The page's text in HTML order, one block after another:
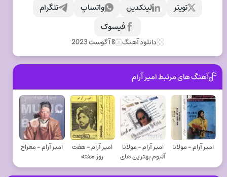
تلگرام واتساپ لینکدین
تویتر
فیسوک
دانلود آهنگ 8 آگوست 2023
آهنگ های مرتبط امیر آرام
امیر آرام - مولانا
امیر آرام - مولانا
آلبوم بهترین های
امیر آرام - هفت
روز هفته
امیر آرام - معراج